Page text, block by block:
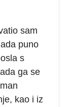
sam
puno
s
ga se
kao i iz